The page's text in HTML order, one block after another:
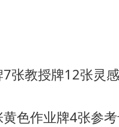
7张教授牌12张灵
黄色作业牌4张参